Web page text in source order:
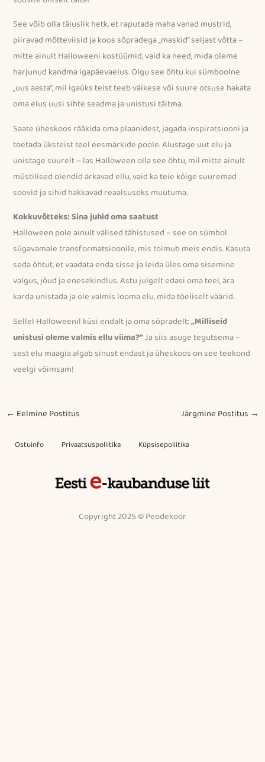
See võib olla täiuslik hetk, et raputada maha vanad mustrid,
piiravad mõtteviisid ja koos sõpradega „maskid” seljast võtta –
mitte ainult Halloweeni kostüümid, vaid ka need, mida oleme
harjunud kandma igapäevaelus. Olgu see õhtu kui sümboolne
„uus aasta”, mil igaüks teist teeb väikese või suure otsuse hakata
oma elus uusi sihte seadma ja unistusi täitma.
Saate üheskoos rääkida oma plaanidest, jagada inspiratsiooni ja
toetada üksteist teel eesmärkide poole. Alustage uut elu ja
unistage suurelt – las Halloween olla see õhtu, mil mitte ainult
müstilised olendid ärkavad ellu, vaid ka teie kõige suuremad
soovid ja sihid hakkavad reaalsuseks muutuma.
Kokkuvõtteks: Sina juhid oma saatust
Halloween pole ainult välised tähistused – see on sümbol
sügavamale transformatsioonile, mis toimub meis endis. Kasuta
seda õhtut, et vaadata enda sisse ja leida üles oma sisemine
valgus, jõud ja enesekindlus. Astu julgelt edasi oma teel, ära
karda unistada ja ole valmis looma elu, mida tõeliselt väärid.
Sellel Halloweenil küsi endalt ja oma sõpradelt:„Milliseid
unistusi oleme valmis ellu viima?”Ja siis asuge tegutsema –
sest elu maagia algab sinust endast ja üheskoos on see teekond
veelgi võimsam!
← Eelmine Postitus Järgmine Postitus →
Ostuinfo Privaatsuspoliitika Küpsisepoliitika
Copyright 2025 © Peodekoor